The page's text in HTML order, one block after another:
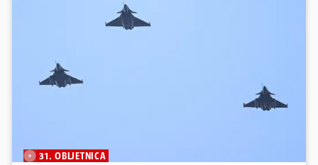
31. OBLJETNICA